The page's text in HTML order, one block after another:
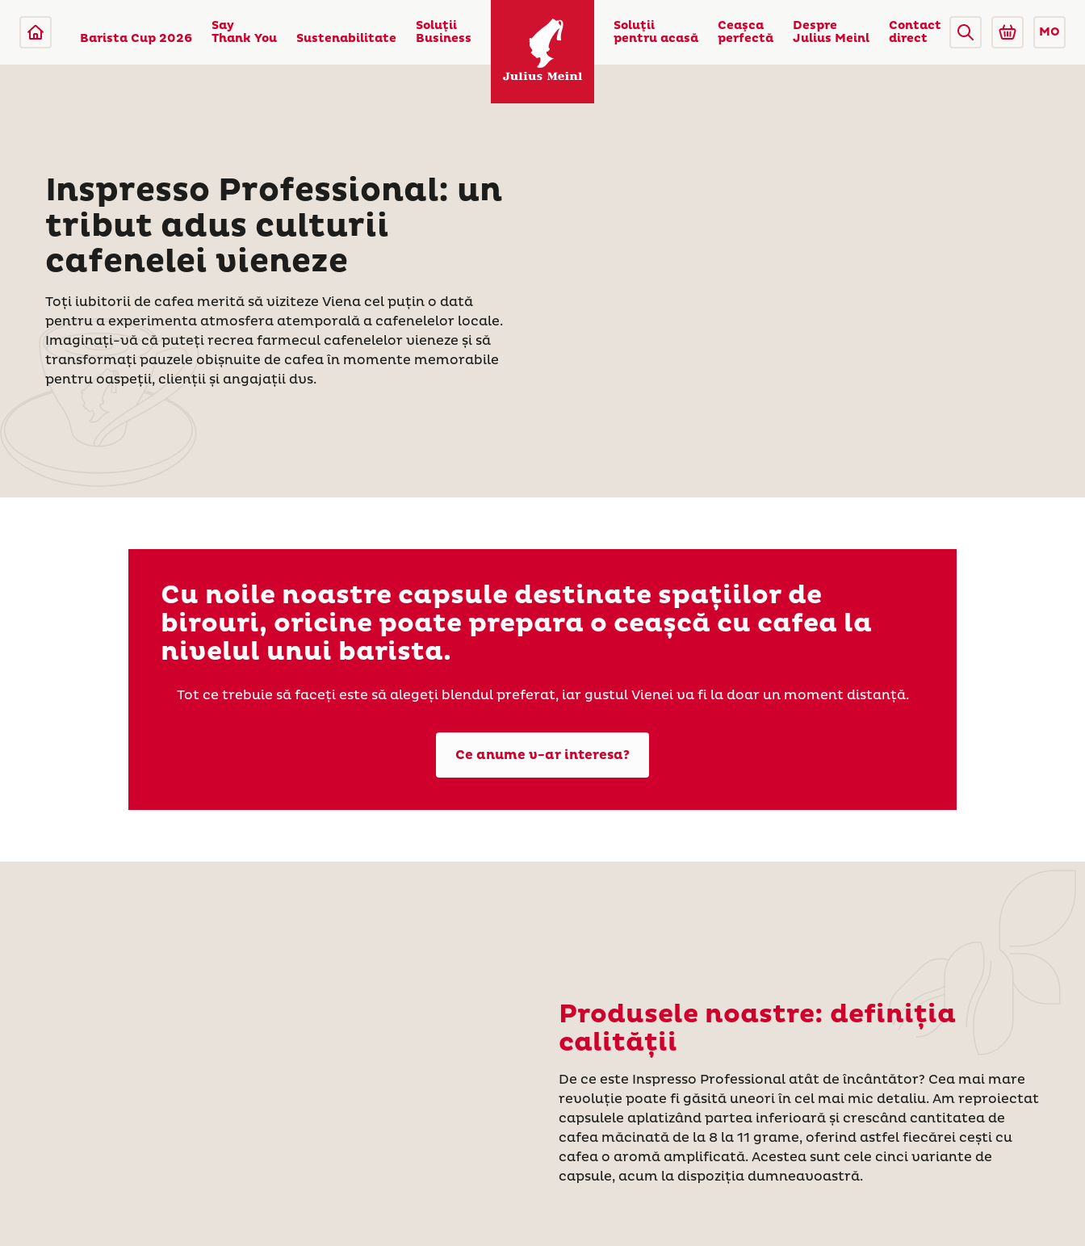
Barista Cup 2026
Say
Thank You
Sustenabilitate
Soluţii
Business
Soluţii
pentru acasă
Ceaşca
perfectă
Despre
Julius Meinl
Contact
direct
MO
Inspresso Professional: un
tribut adus culturii
cafenelei vieneze
Toți iubitorii de cafea merită să viziteze Viena cel puțin o dată
pentru a experimenta atmosfera atemporală a cafenelelor locale.
Imaginați-vă că puteți recrea farmecul cafenelelor vieneze și să
transformați pauzele obișnuite de cafea în momente memorabile
pentru oaspeții, clienții și angajații dvs.
Cu noile noastre capsule destinate spațiilor de
birouri, oricine poate prepara o ceașcă cu cafea la
nivelul unui barista.
Tot ce trebuie să faceți este să alegeți blendul preferat, iar gustul Vienei va fi la doar un moment distanță.
Ce anume v-ar interesa?
Produsele noastre: definiția
calității
De ce este Inspresso Professional atât de încântător? Cea mai mare
revoluție poate fi găsită uneori în cel mai mic detaliu. Am reproiectat
capsulele aplatizând partea inferioară și crescând cantitatea de
cafea măcinată de la 8 la 11 grame, oferind astfel fiecărei cești cu
cafea o aromă amplificată. Acestea sunt cele cinci variante de
capsule, acum la dispoziția dumneavoastră.